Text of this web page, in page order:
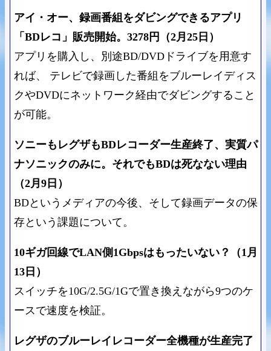
アイ・オー、録画番組をダビングできるアプリ
「BDレコ」販売開始。3278円（2月25日）
アプリを購入し、別途BD/DVDドライブを用意す
れば、 テレビで録画した番組をブルーレイディス
クやDVDにネットワーク経由でダビングすること
が可能。
ソニーもレグザもBDレコーダー生産終了、実質パ
ナソニックのみに。それでもBDは死なない理由
（2月9日）
BDというメディアの今後、そして録画データの保
存という課題について。
10ギガ回線でLAN側1Gbpsはもったいない？（1月
13日）
スイッチを10G/2.5G/1Gで置き換えながら9つのケ
ースで速度を検証。
レグザのブルーレイレコーダー全機種が生産完了